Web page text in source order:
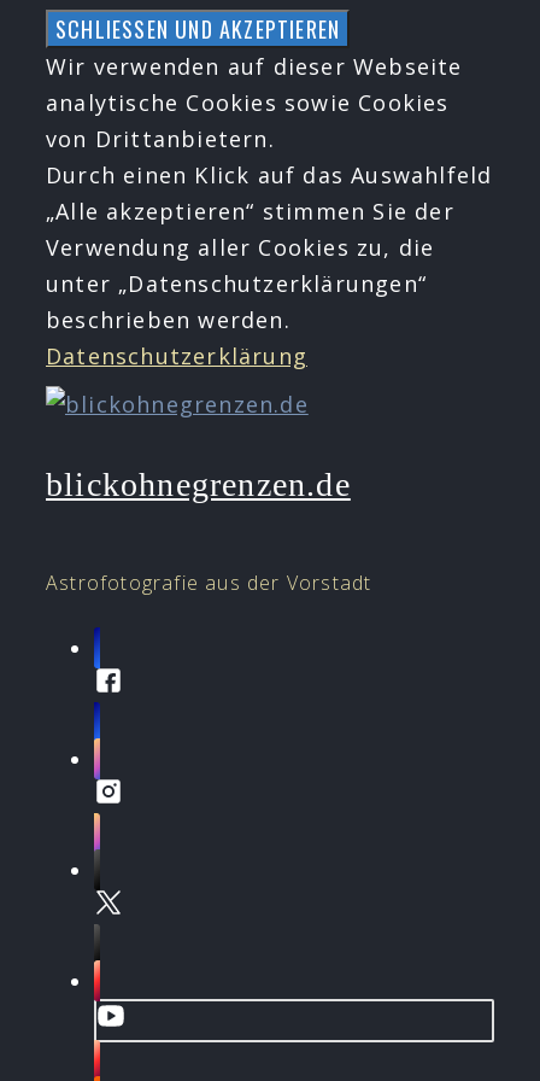
Zum
Inhalt
springen
Wir verwenden auf dieser Webseite
analytische Cookies sowie Cookies
von Drittanbietern.
Durch einen Klick auf das Auswahlfeld
„Alle akzeptieren“ stimmen Sie der
Verwendung aller Cookies zu, die
unter „Datenschutzerklärungen“
beschrieben werden.
Datenschutzerklärung
blickohnegrenzen.de
Astrofotografie aus der Vorstadt